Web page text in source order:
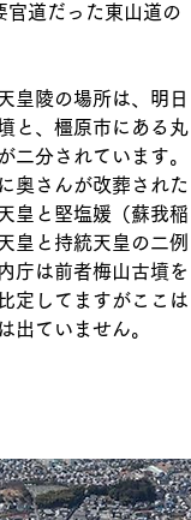
官道だった東山道の
皇陵の場所は、明日
と、橿原市にある丸
二分されています。
奥さんが改葬された
皇と堅塩媛（蘇我稲
皇と持統天皇の二例
庁は前者梅山古墳を
定してますがここは
出ていません。